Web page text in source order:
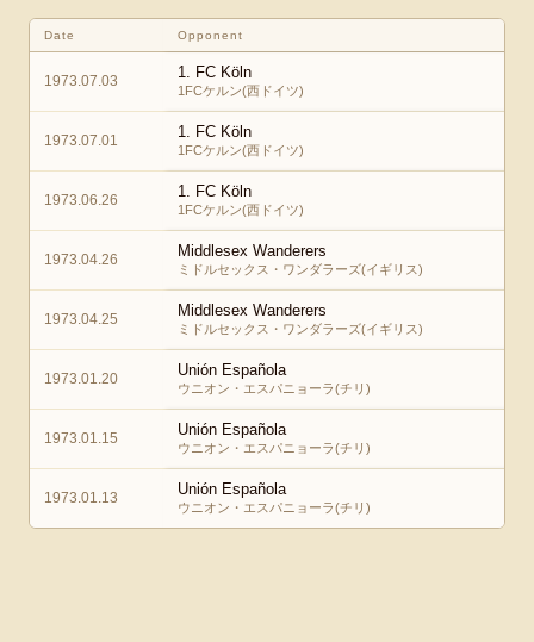
Date Opponent
1973.07.03 1. FC Köln
1FCケルン(西ドイツ)
1973.07.01 1. FC Köln
1FCケルン(西ドイツ)
1973.06.26 1. FC Köln
1FCケルン(西ドイツ)
1973.04.26 Middlesex Wanderers
ミドルセックス・ワンダラーズ(イギリス)
1973.04.25 Middlesex Wanderers
ミドルセックス・ワンダラーズ(イギリス)
1973.01.20 Unión Española
ウニオン・エスパニョーラ(チリ)
1973.01.15 Unión Española
ウニオン・エスパニョーラ(チリ)
1973.01.13 Unión Española
ウニオン・エスパニョーラ(チリ)